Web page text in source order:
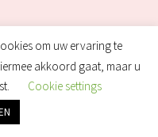
om uw ervaring te
akkoord gaat, maar u
Cookie settings